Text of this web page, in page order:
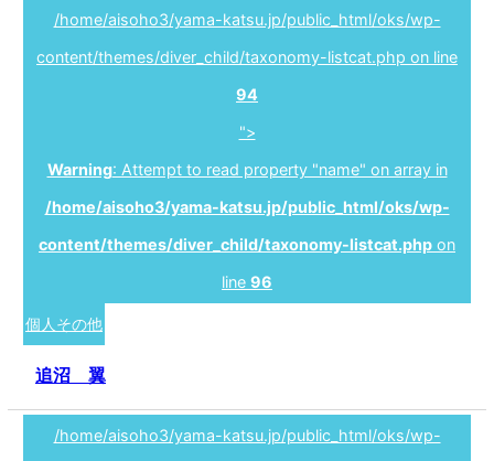
/home/aisoho3/yama-katsu.jp/public_html/oks/wp-
content/themes/diver_child/taxonomy-listcat.php on line
94
">
Warning: Attempt to read property "name" on array in
/home/aisoho3/yama-katsu.jp/public_html/oks/wp-
content/themes/diver_child/taxonomy-listcat.php on
line 96
個人その他
追沼 翼
/home/aisoho3/yama-katsu.jp/public_html/oks/wp-